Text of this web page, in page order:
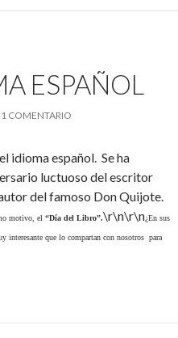
ESPAÑOL
1 COMENTARIO
idioma español. Se ha
luctuoso del escritor
del famoso Don Quijote.
motivo, el “Día del Libro”.\r\n\r\n¿En sus
interesante que lo compartan con nosotros para